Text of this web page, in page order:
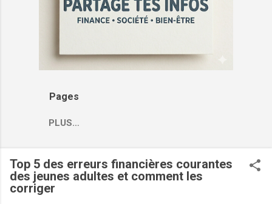
Pages
PLUS…
Top 5 des erreurs financières courantes
des jeunes adultes et comment les
corriger